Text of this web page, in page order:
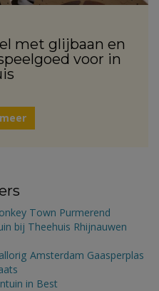
met glijbaan en
voor in
Town Purmerend
bij Theehuis Rhijnauwen
Amsterdam Gaasperplas
in Best